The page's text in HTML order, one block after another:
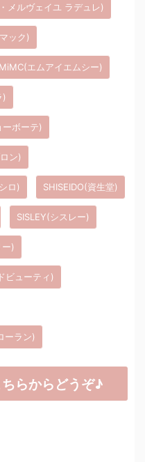
メルヴェイユ ラデュレ)
ック)
MiMC(エムアイエムシー)
)
ボーテ)
ン)
ロ) SHISEIDO(資生堂)
SISLEY(シスレー)
)
ビューティ)
ーラン)
らからどうぞ♪